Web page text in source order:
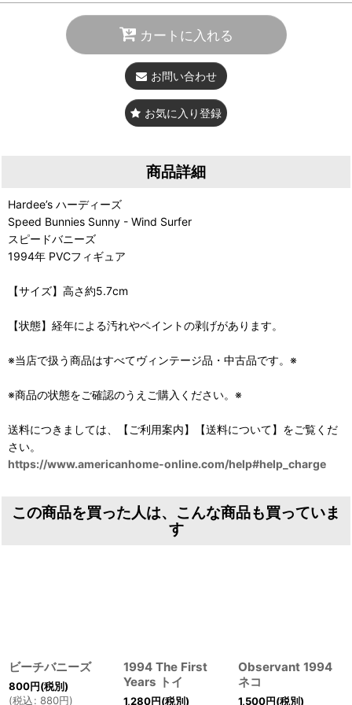
カートに入れる
お問い合わせ
お気に入り登録
商品詳細
Hardee’s ハーディーズ
Speed Bunnies Sunny - Wind Surfer
スピードバニーズ
1994年 PVCフィギュア
【サイズ】高さ約5.7cm
【状態】経年による汚れやペイントの剥げがあります。
※当店で扱う商品はすべてヴィンテージ品・中古品です。※
※商品の状態をご確認のうえご購入ください。※
送料につきましては、【ご利用案内】【送料について】をご覧くだ
さい。
https://www.americanhome-online.com/help#help_charge
この商品を買った人は、こんな商品も買っていま
す
ビーチバニーズ
800円(税別)
(税込: 880円)
1994 The First
Years トイ
1,280円(税別)
Observant 1994
ネコ
1,500円(税別)